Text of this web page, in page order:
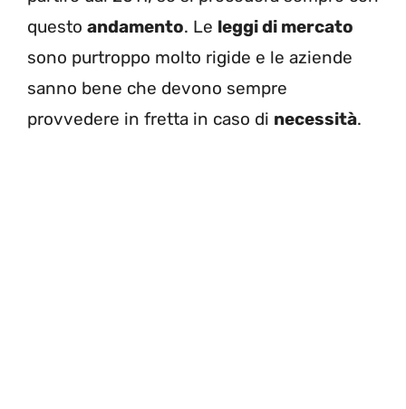
questo andamento. Le leggi di mercato
sono purtroppo molto rigide e le aziende
sanno bene che devono sempre
provvedere in fretta in caso di necessità.